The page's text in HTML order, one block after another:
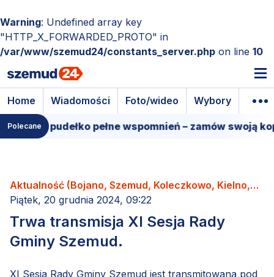
Warning: Undefined array key
"HTTP_X_FORWARDED_PROTO" in
/var/www/szemud24/constants_server.php on line 10
Home Wiadomości Foto/wideo Wybory
Polecanepudełko pełne wspomnień – zamów swoją
Aktualność (Bojano, Szemud, Koleczkowo, Kielno,
Łebno, Dobrzewino, Donimierz, Kamień, Będargowo,
Grabowiec, Częstkowo, Głazica, Jeleńska Huta,
Karczemki, Kieleńska Huta, Kowalewo, Leśno,
Łebieńska Huta, Przetoczyno, Rębiska, Szemudzka
Piątek, 20 grudnia 2024, 09:22
Trwa transmisja XI Sesja Rady
Gminy Szemud.
XI Sesja Rady Gminy Szemud jest transmitowana pod